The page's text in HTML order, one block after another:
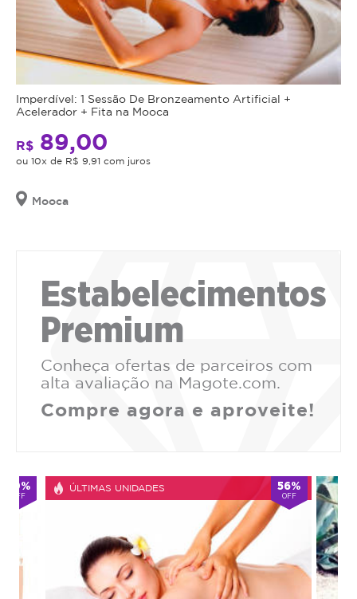
Imperdível: 1 Sessão De Bronzeamento Artificial +
Acelerador + Fita na Mooca
R$ 89,00
ou 10x de R$ 9,91 com juros
Mooca
Estabelecimentos
Premium
Conheça ofertas de parceiros com
alta avaliação na Magote.com.
Compre agora e aproveite!
56%
OFF
69%
OFF